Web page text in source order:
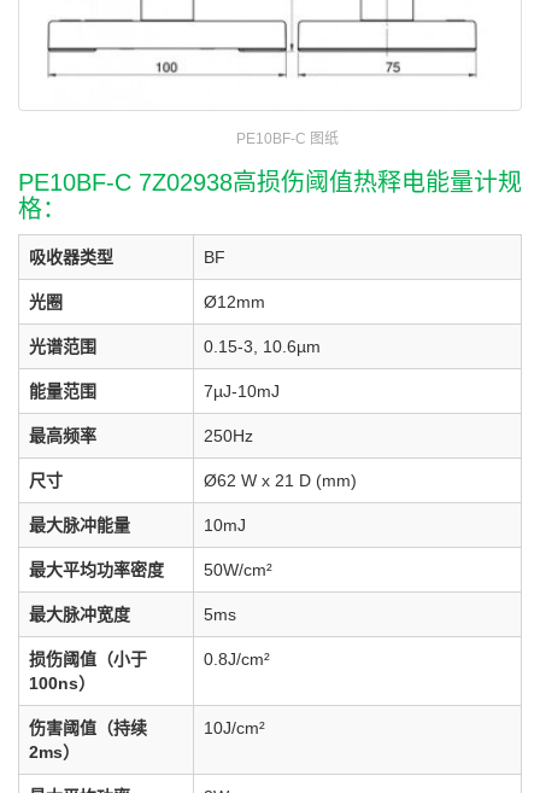
PE10BF-C 图纸
PE10BF-C 7Z02938高损伤阈值热释电能量计规
格：
吸收器类型 BF
光圈 Ø12mm
光谱范围 0.15-3, 10.6µm
能量范围 7µJ-10mJ
最高频率 250Hz
尺寸 Ø62 W x 21 D (mm)
最大脉冲能量 10mJ
最大平均功率密度 50W/cm²
最大脉冲宽度 5ms
损伤阈值（小于
100ns）
0.8J/cm²
伤害阈值（持续
2ms）
10J/cm²